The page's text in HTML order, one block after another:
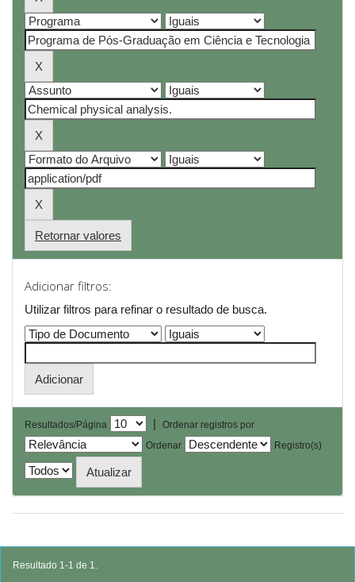
Retornar valores
Adicionar filtros:
Utilizar filtros para refinar o resultado de busca.
Resultados/Página |
Ordenar registros por
Ordenar
Registro(s)
Resultado 1-1 de 1.